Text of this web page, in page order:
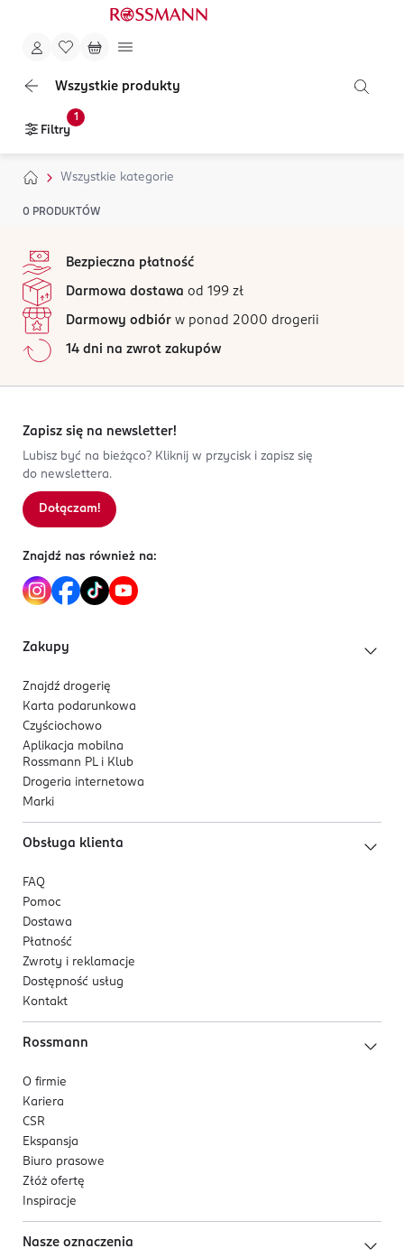
Wszystkie produkty
Filtry
1
Wszystkie kategorie
0 PRODUKTÓW
Bezpieczna płatność
Darmowa dostawa od 199 zł
Darmowy odbiór w ponad 2000 drogerii
14 dni na zwrot zakupów
Zapisz się na newsletter!
Lubisz być na bieżąco? Kliknij w przycisk i zapisz się
do newslettera.
Dołączam!
Znajdź nas również na:
Zakupy
Znajdź drogerię
Karta podarunkowa
Czyściochowo
Aplikacja mobilna
Rossmann PL i Klub
Drogeria internetowa
Marki
Obsługa klienta
FAQ
Pomoc
Dostawa
Płatność
Zwroty i reklamacje
Dostępność usług
Kontakt
Rossmann
O firmie
Kariera
CSR
Ekspansja
Biuro prasowe
Złóż ofertę
Inspiracje
Nasze oznaczenia